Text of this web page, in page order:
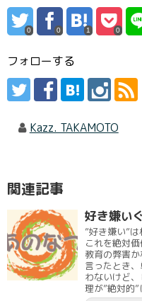
0 0 1 0
フォローする
Kazz. TAKAMOTO
関連記事
好き嫌い
”好き嫌い”
これを絶対
教育の弊害
言ったとき
わないけど
理が”絶対的”